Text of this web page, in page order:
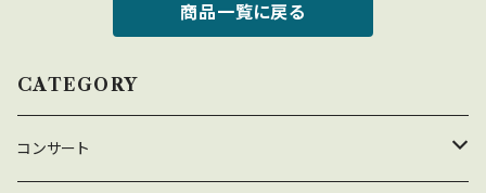
商品一覧に戻る
CATEGORY
コンサート